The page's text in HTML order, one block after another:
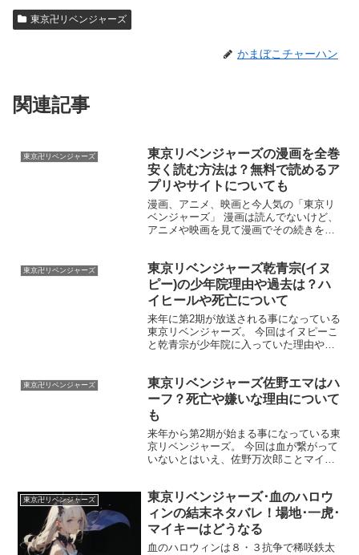
東京卍リベンジャーズ
かまぼこチャーハン
関連記事
東京卍リベンジャーズ
東京リベンジャーズの漫画を全巻
安く読む方法は？無料で読めるア
プリやサイトについても
漫画、アニメ、映画と今人気の「東京リ
ベンジャーズ」 漫画は読んでないけど、
アニメや映画を見て漫画でその続きを読
ジャーズ」を全巻安く読む方法と、無料
で読めるサイトやア...
東京卍リベンジャーズ
東京リベンジャーズ乾青宗(イヌ
ピー)の少年院理由や過去は？ハ
イヒールや死亡について
来年に第2期が放送される事になっている
東京リベンジャーズ。 今回はイヌピーこ
と乾青宗が少年院に入っていた理由や過
から黒龍に執着している事は知っている
と思いますが、それ...
東京卍リベンジャーズ
東京リベンジャーズ佐野エマはハ
ーフ？死亡や嫌いな理由について
も
来年から第2期が始まる事になっている東
京リベンジャーズ。 今回は血が繋がって
いないとはいえ、佐野万次郎ことマイキ
由、死亡理由についても説明していきま
す。 エマの事が嫌いで...
東京卍リベンジャーズ
東京リベンジャーズ･血のハロウ
ィンの結末ネタバレ！場地･一虎･
マイキーはどうなる
血のハロウィンは８・３抗争で稀咲鉄太